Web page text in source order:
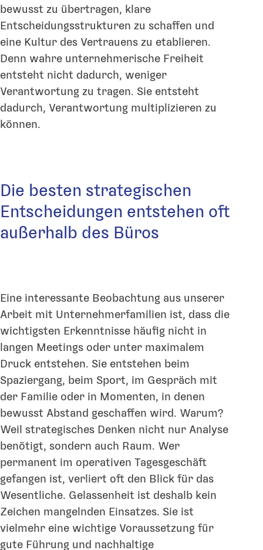
bewusst zu übertragen, klare
Entscheidungsstrukturen zu schaffen und
eine Kultur des Vertrauens zu etablieren.
Denn wahre unternehmerische Freiheit
entsteht nicht dadurch, weniger
Verantwortung zu tragen. Sie entsteht
dadurch, Verantwortung multiplizieren zu
können.
Die besten strategischen
Entscheidungen entstehen oft
außerhalb des Büros
Eine interessante Beobachtung aus unserer
Arbeit mit Unternehmerfamilien ist, dass die
wichtigsten Erkenntnisse häufig nicht in
langen Meetings oder unter maximalem
Druck entstehen. Sie entstehen beim
Spaziergang, beim Sport, im Gespräch mit
der Familie oder in Momenten, in denen
bewusst Abstand geschaffen wird. Warum?
Weil strategisches Denken nicht nur Analyse
benötigt, sondern auch Raum. Wer
permanent im operativen Tagesgeschäft
gefangen ist, verliert oft den Blick für das
Wesentliche. Gelassenheit ist deshalb kein
Zeichen mangelnden Einsatzes. Sie ist
vielmehr eine wichtige Voraussetzung für
gute Führung und nachhaltige